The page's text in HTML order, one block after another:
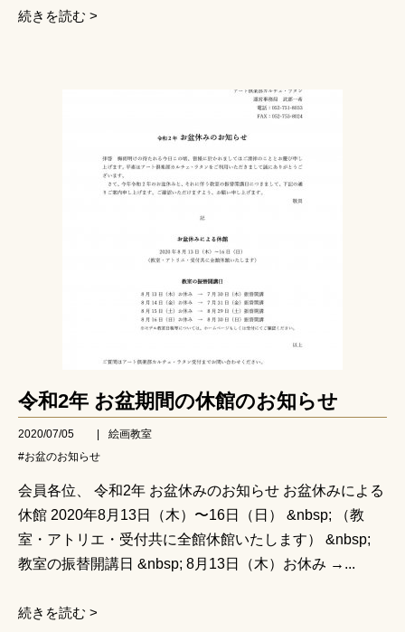
続きを読む >
令和2年 お盆期間の休館のお知らせ
2020/07/05
絵画教室
#お盆のお知らせ
会員各位、 令和2年 お盆休みのお知らせ お盆休みによる
休館 2020年8月13日（木）〜16日（日） &nbsp; （教
室・アトリエ・受付共に全館休館いたします） &nbsp;
教室の振替開講日 &nbsp; 8月13日（木）お休み →...
続きを読む >